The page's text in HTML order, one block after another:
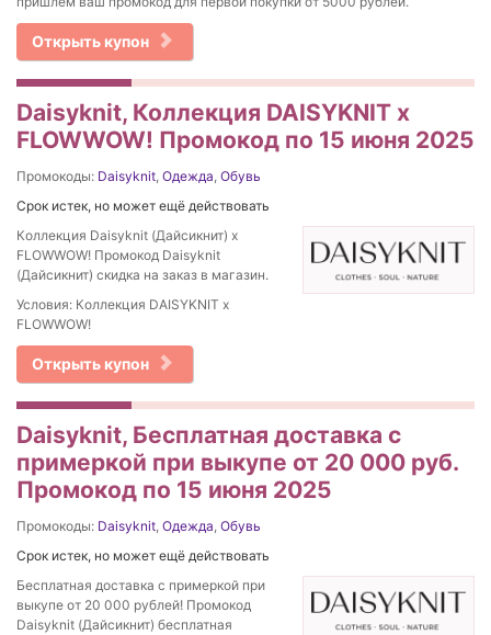
Открыть купон
Daisyknit, Коллекция DAISYKNIT x
FLOWWOW! Промокод по 15 июня 2025
Промокоды: Daisyknit, Одежда, Обувь
Срок истек, но может ещё действовать
Коллекция Daisyknit (Дайсикнит) x
FLOWWOW! Промокод Daisyknit
(Дайсикнит) скидка на заказ в магазин.
Условия: Коллекция DAISYKNIT x
FLOWWOW!
Открыть купон
Daisyknit, Бесплатная доставка с
примеркой при выкупе от 20 000 руб.
Промокод по 15 июня 2025
Промокоды: Daisyknit, Одежда, Обувь
Срок истек, но может ещё действовать
Бесплатная доставка с примеркой при
выкупе от 20 000 рублей! Промокод
Daisyknit (Дайсикнит) бесплатная